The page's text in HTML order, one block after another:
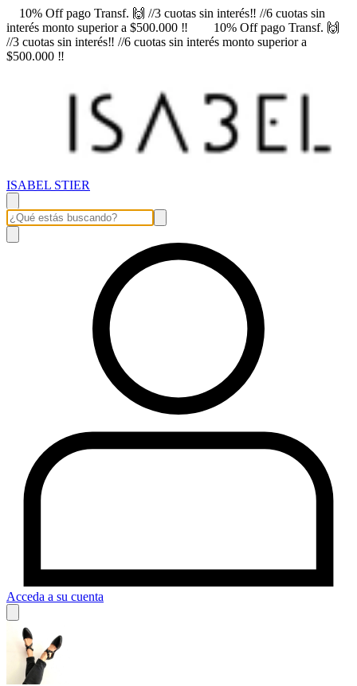
10% Off pago Transf. 🙌 //3 cuotas sin interés‼️ //6 cuotas sin
interés monto superior a $500.000 ‼️
10% Off pago Transf. 🙌
//3 cuotas sin interés‼️ //6 cuotas sin interés monto superior a
$500.000 ‼️
ISABEL STIER
Acceda a su cuenta